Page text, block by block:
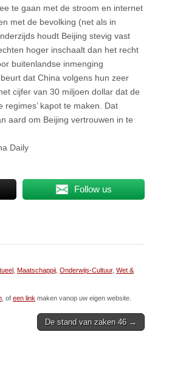
te gaan met de stroom en internet
met de bevolking (net als in
houdt Beijing stevig vast
hoger inschaalt dan het recht
buitenlandse inmenging
dat China volgens hun zeer
cijfer van 30 miljoen dollar dat de
kapot te maken. Dat
aard om Beijing vertrouwen in te
Daily
Follow us
Maatschappij Onderwijs-Cultuur, Wet &
, of een link maken vanop uw eigen website.
De stand van zaken 46 →